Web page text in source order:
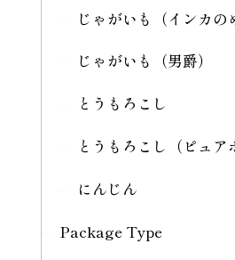
じゃがいも（インカの
じゃがいも（男爵）
とうもろこし
とうもろこし（ピュア
にんじん
Package Type